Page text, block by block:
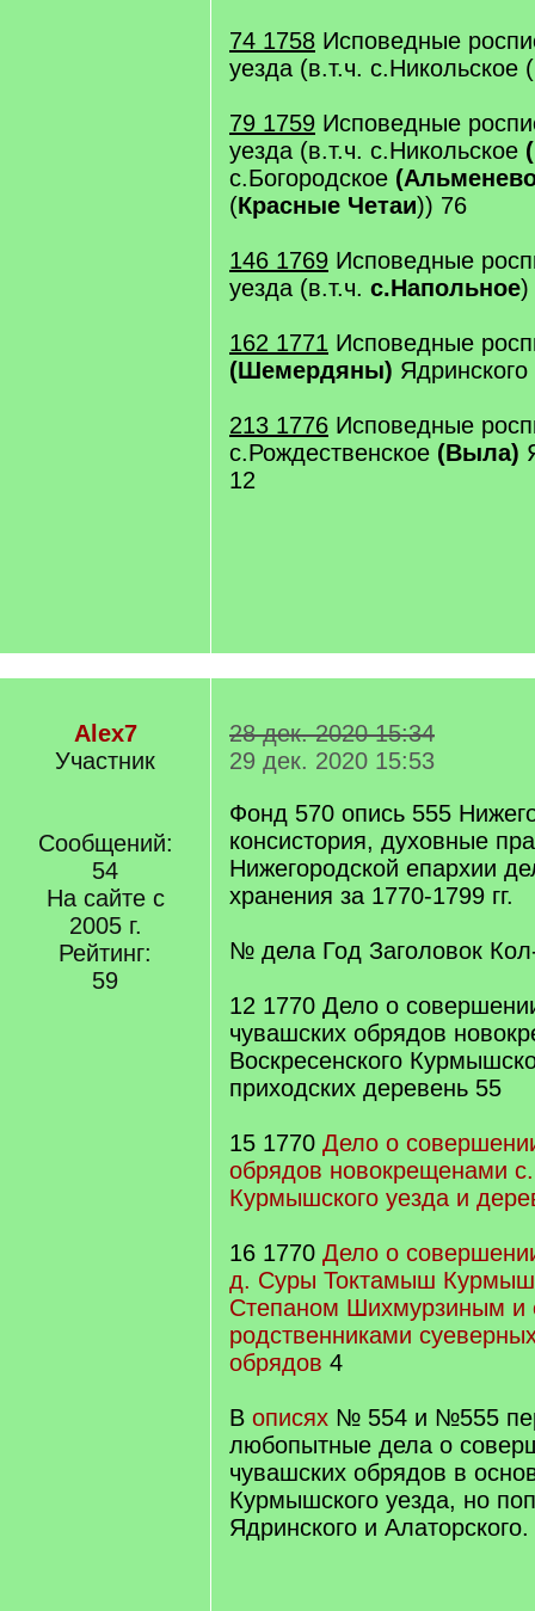
74 1758 Исповедные
уезда (в.т.ч. с.Никольское (
79 1759 Исповедные
уезда (в.т.ч. с.Никольское
с.Богородское
(Красные Четаи)) 76
146 1769 Исповедные
уезда (в.т.ч. с.Напольное)
162 1771 Исповедные
(Шемердяны)
213 1776 Исповедные
с.Рождественское (Выла)
12
Alex7
Участник
Сообщений:
54
На сайте с
2005 г.
Рейтинг:
59
28 дек. 2020 15:34
29 дек. 2020 15:53
Фонд 570 опись 555
консистория, духовные
Нижегородской епархии
хранения за 1770-1799 гг.
№ дела Год Заголовок
12 1770 Дело о
чувашских обрядов
Воскресенского
приходских деревень 55
15 1770 Дело о
обрядов новокрещенами
Курмышского уезда и
16 1770 Дело о
д. Суры Токтамыш
Степаном Шихмурзиным и
родственниками
обрядов 4
В описях № 554 и №555
любопытные дела о
чувашских обрядов в
Курмышского уезда, но
Ядринского и Алаторского.